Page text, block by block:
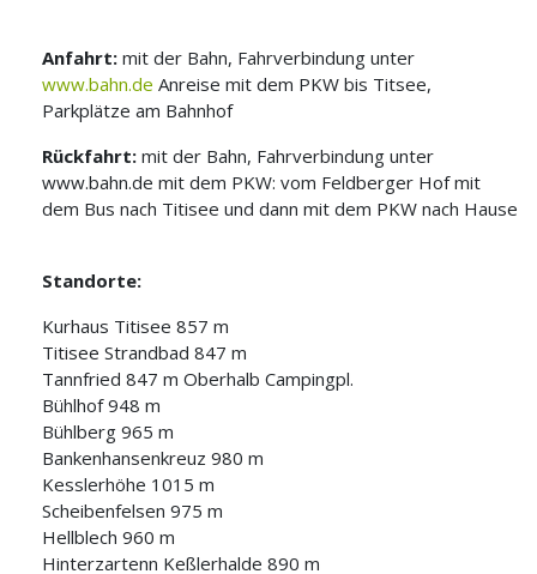
Anfahrt: mit der Bahn, Fahrverbindung unter
www.bahn.de Anreise mit dem PKW bis Titsee,
Parkplätze am Bahnhof
Rückfahrt: mit der Bahn, Fahrverbindung unter
www.bahn.de mit dem PKW: vom Feldberger Hof mit
dem Bus nach Titisee und dann mit dem PKW nach Hause
Standorte:
Kurhaus Titisee 857 m
Titisee Strandbad 847 m
Tannfried 847 m Oberhalb Campingpl.
Bühlhof 948 m
Bühlberg 965 m
Bankenhansenkreuz 980 m
Kesslerhöhe 1015 m
Scheibenfelsen 975 m
Hellblech 960 m
Hinterzartenn Keßlerhalde 890 m